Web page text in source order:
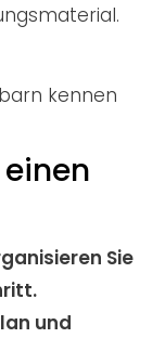
kennen
Sie
und